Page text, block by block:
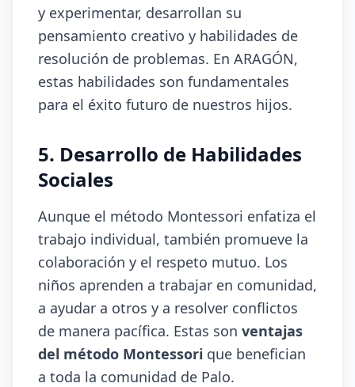
y experimentar, desarrollan su
pensamiento creativo y habilidades de
resolución de problemas. En ARAGÓN,
estas habilidades son fundamentales
para el éxito futuro de nuestros hijos.
5. Desarrollo de Habilidades
Sociales
Aunque el método Montessori enfatiza el
trabajo individual, también promueve la
colaboración y el respeto mutuo. Los
niños aprenden a trabajar en comunidad,
a ayudar a otros y a resolver conflictos
de manera pacífica. Estas son ventajas
del método Montessori que benefician
a toda la comunidad de Palo.